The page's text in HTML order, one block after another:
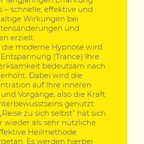
– schnelle, effektive und
Wirkungen bei
und
erzielt.
die moderne Hypnose wird
(Trance) Ihre
bedeutsam nach
Dabei wird die
auf Ihre inneren
Vorgänge, also die Kraft
genutzt.
zu sich selbst“ hat sich
wieder als sehr nützliche
Heilmethode
Es werden hierbei